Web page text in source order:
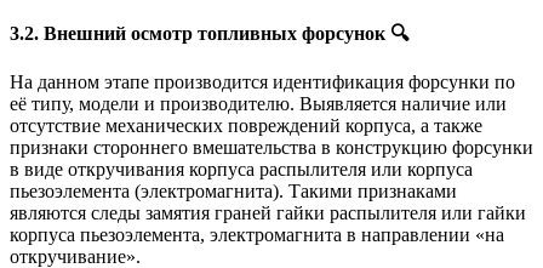
3.2. Внешний осмотр топливных форсунок 🔍
На данном этапе производится идентификация форсунки по
её типу, модели и производителю. Выявляется наличие или
отсутствие механических повреждений корпуса, а также
признаки стороннего вмешательства в конструкцию форсунки
в виде откручивания корпуса распылителя или корпуса
пьезоэлемента (электромагнита). Такими признаками
являются следы замятия граней гайки распылителя или гайки
корпуса пьезоэлемента, электромагнита в направлении «на
откручивание».